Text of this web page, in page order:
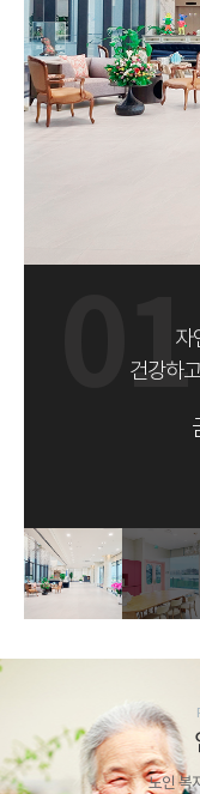
01
자
건강하
노인 복